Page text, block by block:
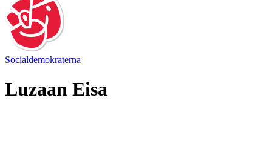
Socialdemokraterna
Luzaan Eisa